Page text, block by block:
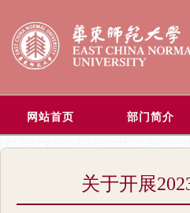
网站首页 部门简介
关于开展